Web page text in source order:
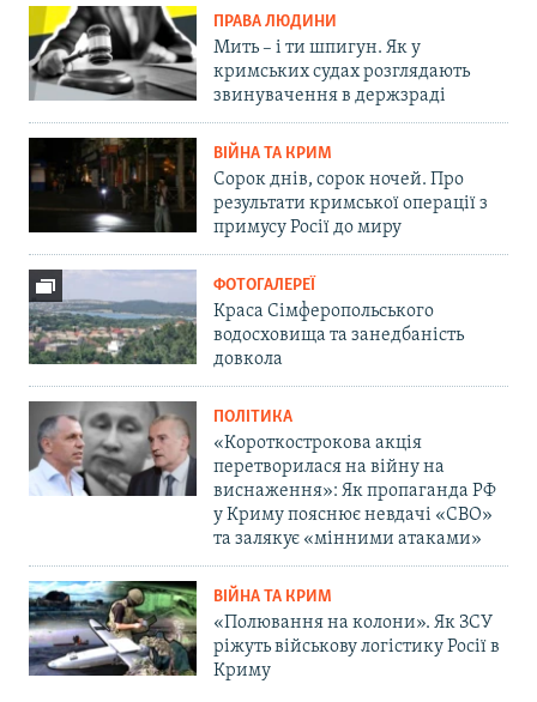
ПРАВА ЛЮДИНИ
Мить – і ти шпигун. Як у
кримських судах розглядають
звинувачення в держзраді
ВІЙНА ТА КРИМ
Сорок днів, сорок ночей. Про
результати кримської операції з
примусу Росії до миру
ФОТОГАЛЕРЕЇ
Краса Сімферопольського
водосховища та занедбаність
довкола
ПОЛІТИКА
«Короткострокова акція
перетворилася на війну на
виснаження»: Як пропаганда РФ
у Криму пояснює невдачі «СВО»
та залякує «мінними атаками»
ВІЙНА ТА КРИМ
«Полювання на колони». Як ЗСУ
ріжуть військову логістику Росії в
Криму